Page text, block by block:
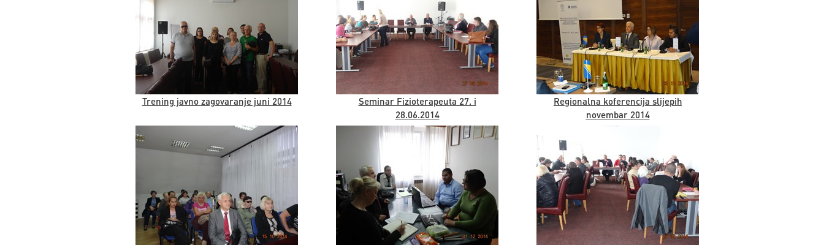
Trening javno zagovaranje juni 2014
Seminar Fizioterapeuta 27. i
28.06.2014
Regionalna koferencija slijepih
novembar 2014